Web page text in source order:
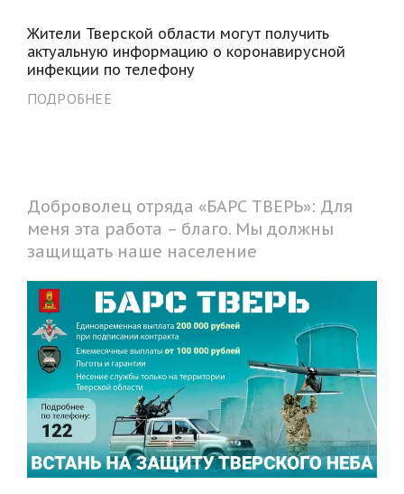
Жители Тверской области могут получить
актуальную информацию о коронавирусной
инфекции по телефону
ПОДРОБНЕЕ
Доброволец отряда «БАРС ТВЕРЬ»: Для
меня эта работа – благо. Мы должны
защищать наше население